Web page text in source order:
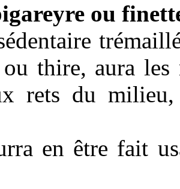
ou
thire, aura
rets du
en être fait